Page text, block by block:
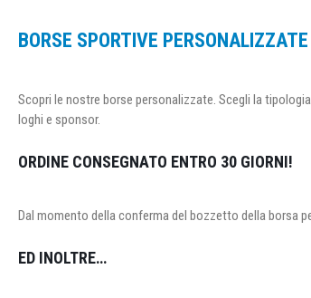
BORSE SPORTIVE PERSONALIZZATE
Scopri le nostre borse personalizzate. Scegli la
loghi e sponsor.
ORDINE CONSEGNATO ENTRO 30 GIORNI!
Dal momento della conferma del bozzetto della borsa
ED INOLTRE…